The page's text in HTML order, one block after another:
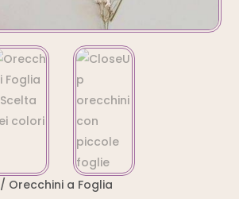
/ Orecchini a Foglia